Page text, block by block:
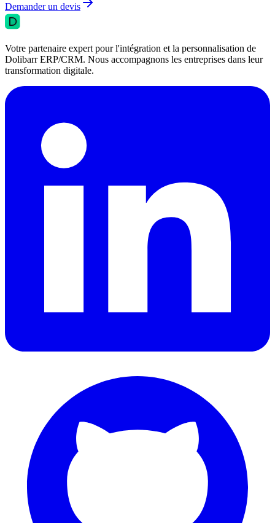
Demander un devis
Votre partenaire expert pour l'intégration et la personnalisation de
Dolibarr ERP/CRM. Nous accompagnons les entreprises dans leur
transformation digitale.